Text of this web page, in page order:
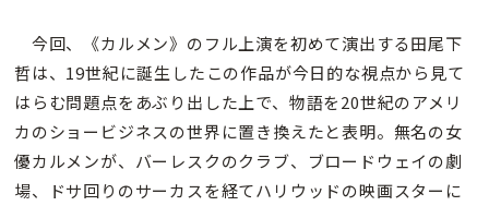
今回、《カルメン》のフル上演を初めて演出する田尾下
哲は、19世紀に誕生したこの作品が今日的な視点から見て
はらむ問題点をあぶり出した上で、物語を20世紀のアメリ
カのショービジネスの世界に置き換えたと表明。無名の女
優カルメンが、バーレスクのクラブ、ブロードウェイの劇
場、ドサ回りのサーカスを経てハリウッドの映画スターに